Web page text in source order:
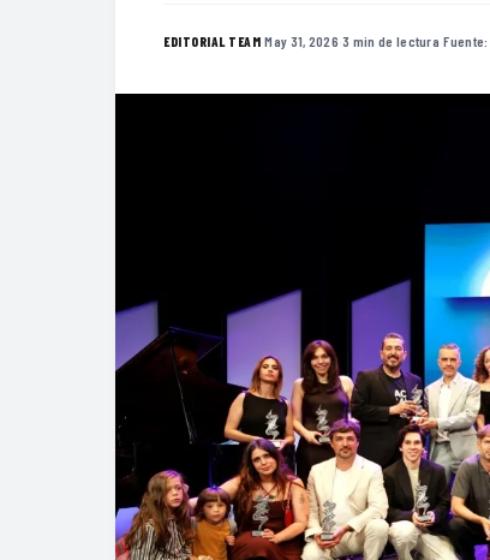
EDITORIAL TEAM·May 31, 2026·3 min de lectura·Fuente: